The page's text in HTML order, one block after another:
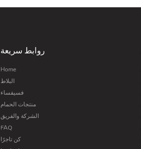
روابط سريعة
Home
البلاط
فسيفساء
منتجات الحمام
الشركة والفريق
FAQ
كن تاجرًا